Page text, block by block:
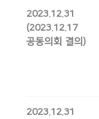
2023.12.31
(2023.12.17
공동의회 결의)
2023.12.31